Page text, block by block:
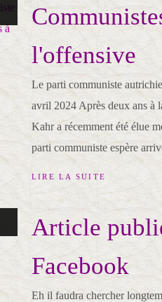
l'offensive
Le parti communiste
avril 2024 Après deux ans à
Kahr a récemment été élue
parti communiste espère
LIRE LA SUITE
Article
Facebook
Eh il faudra chercher